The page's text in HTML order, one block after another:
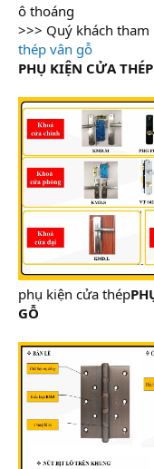
ô thoáng
>>> Quý khách tham
thép vân gỗ
PHỤ KIỆN CỬA
phụ kiện cửa thép
GỖ